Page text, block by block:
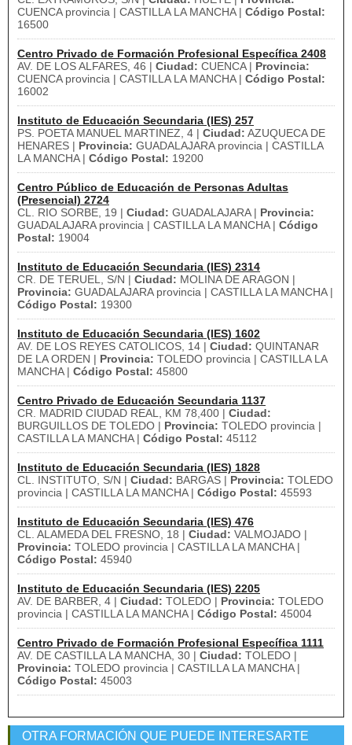
CUENCA provincia | CASTILLA LA MANCHA | Código Postal:
16500
Centro Privado de Formación Profesional Específica 2408
AV. DE LOS ALFARES, 46 | Ciudad: CUENCA | Provincia:
CUENCA provincia | CASTILLA LA MANCHA | Código Postal:
16002
Instituto de Educación Secundaria (IES) 257
PS. POETA MANUEL MARTINEZ, 4 | Ciudad: AZUQUECA DE
HENARES | Provincia: GUADALAJARA provincia | CASTILLA
LA MANCHA | Código Postal: 19200
Centro Público de Educación de Personas Adultas
(Presencial) 2724
CL. RIO SORBE, 19 | Ciudad: GUADALAJARA | Provincia:
GUADALAJARA provincia | CASTILLA LA MANCHA | Código
Postal: 19004
Instituto de Educación Secundaria (IES) 2314
CR. DE TERUEL, S/N | Ciudad: MOLINA DE ARAGON |
Provincia: GUADALAJARA provincia | CASTILLA LA MANCHA |
Código Postal: 19300
Instituto de Educación Secundaria (IES) 1602
AV. DE LOS REYES CATOLICOS, 14 | Ciudad: QUINTANAR
DE LA ORDEN | Provincia: TOLEDO provincia | CASTILLA LA
MANCHA | Código Postal: 45800
Centro Privado de Educación Secundaria 1137
CR. MADRID CIUDAD REAL, KM 78,400 | Ciudad:
BURGUILLOS DE TOLEDO | Provincia: TOLEDO provincia |
CASTILLA LA MANCHA | Código Postal: 45112
Instituto de Educación Secundaria (IES) 1828
CL. INSTITUTO, S/N | Ciudad: BARGAS | Provincia: TOLEDO
provincia | CASTILLA LA MANCHA | Código Postal: 45593
Instituto de Educación Secundaria (IES) 476
CL. ALAMEDA DEL FRESNO, 18 | Ciudad: VALMOJADO |
Provincia: TOLEDO provincia | CASTILLA LA MANCHA |
Código Postal: 45940
Instituto de Educación Secundaria (IES) 2205
AV. DE BARBER, 4 | Ciudad: TOLEDO | Provincia: TOLEDO
provincia | CASTILLA LA MANCHA | Código Postal: 45004
Centro Privado de Formación Profesional Específica 1111
AV. DE CASTILLA LA MANCHA, 30 | Ciudad: TOLEDO |
Provincia: TOLEDO provincia | CASTILLA LA MANCHA |
Código Postal: 45003
OTRA FORMACIÓN QUE PUEDE INTERESARTE